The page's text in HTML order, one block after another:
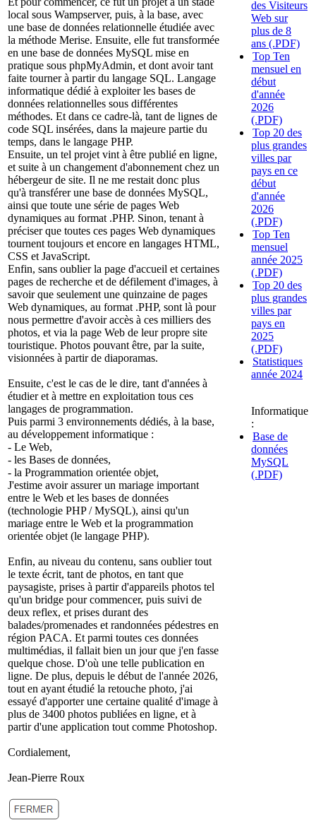
local sous Wampserver, puis, à la base, avec
une base de données relationnelle étudiée avec
la méthode Merise. Ensuite, elle fut transformée
en une base de données MySQL mise en
pratique sous phpMyAdmin, et dont avoir tant
faite tourner à partir du langage SQL. Langage
informatique dédié à exploiter les bases de
données relationnelles sous différentes
méthodes. Et dans ce cadre-là, tant de lignes de
code SQL insérées, dans la majeure partie du
temps, dans le langage PHP.
Ensuite, un tel projet vint à être publié en ligne,
et suite à un changement d'abonnement chez un
hébergeur de site. Il ne me restait donc plus
qu'à transférer une base de données MySQL,
ainsi que toute une série de pages Web
dynamiques au format .PHP. Sinon, tenant à
préciser que toutes ces pages Web dynamiques
tournent toujours et encore en langages HTML,
CSS et JavaScript.
Enfin, sans oublier la page d'accueil et certaines
pages de recherche et de défilement d'images, à
savoir que seulement une quinzaine de pages
Web dynamiques, au format .PHP, sont là pour
nous permettre d'avoir accès à ces milliers des
photos, et via la page Web de leur propre site
touristique. Photos pouvant être, par la suite,
visionnées à partir de diaporamas.
Ensuite, c'est le cas de le dire, tant d'années à
étudier et à mettre en exploitation tous ces
langages de programmation.
Puis parmi 3 environnements dédiés, à la base,
au développement informatique :
- Le Web,
- les Bases de données,
- la Programmation orientée objet,
J'estime avoir assurer un mariage important
entre le Web et les bases de données
(technologie PHP / MySQL), ainsi qu'un
mariage entre le Web et la programmation
orientée objet (le langage PHP).
Enfin, au niveau du contenu, sans oublier tout
le texte écrit, tant de photos, en tant que
paysagiste, prises à partir d'appareils photos tel
qu'un bridge pour commencer, puis suivi de
deux reflex, et prises durant des
balades/promenades et randonnées pédestres en
région PACA. Et parmi toutes ces données
multimédias, il fallait bien un jour que j'en fasse
quelque chose. D'où une telle publication en
ligne. De plus, depuis le début de l'année 2026,
tout en ayant étudié la retouche photo, j'ai
essayé d'apporter une certaine qualité d'image à
plus de 3400 photos publiées en ligne, et à
partir d'une application tout comme Photoshop.
Cordialement,
Jean-Pierre Roux
des Visiteurs
Web sur
plus de 8
ans (.PDF)
Top Ten
mensuel en
début
d'année
2026
(.PDF)
Top 20 des
plus grandes
villes par
pays en ce
début
d'année
2026
(.PDF)
Top Ten
mensuel
année 2025
(.PDF)
Top 20 des
plus grandes
villes par
pays en
2025
(.PDF)
Statistiques
année 2024
Informatique
:
Base de
données
MySQL
(.PDF)